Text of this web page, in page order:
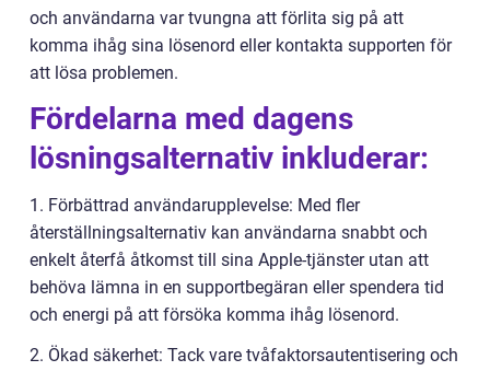
och användarna var tvungna att förlita sig på att
komma ihåg sina lösenord eller kontakta supporten för
att lösa problemen.
Fördelarna med dagens
lösningsalternativ inkluderar:
1. Förbättrad användarupplevelse: Med fler
återställningsalternativ kan användarna snabbt och
enkelt återfå åtkomst till sina Apple-tjänster utan att
behöva lämna in en supportbegäran eller spendera tid
och energi på att försöka komma ihåg lösenord.
2. Ökad säkerhet: Tack vare tvåfaktorsautentisering och